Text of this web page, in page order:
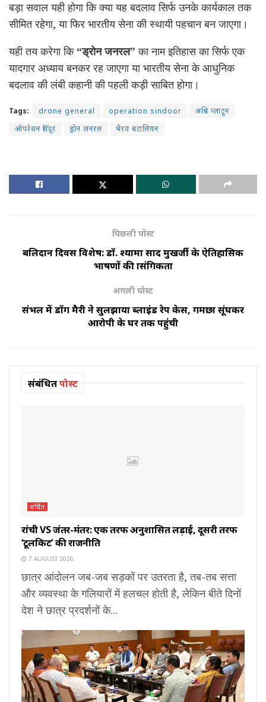
बड़ा सवाल यही होगा कि क्या यह बदलाव सिर्फ उनके कार्यकाल तक
सीमित रहेगा, या फिर भारतीय सेना की स्थायी पहचान बन जाएगा।
यही तय करेगा कि “ड्रोन जनरल” का नाम इतिहास का सिर्फ एक
यादगार अध्याय बनकर रह जाएगा या भारतीय सेना के आधुनिक
बदलाव की लंबी कहानी की पहली कड़ी साबित होगा।
Tags: drone general operation sindoor
अश्नि प्लाटून
ऑपरेशन सिंदूर
ड्रोन जनरल भैरव बटालियन
पिछली पोस्ट
बलिदान दिवस विशेष: डॉ. श्यामा प्रसाद मुखर्जी के ऐतिहासिक
भाषणों की प्रासंगिकता
अगली पोस्ट
संभल में डॉग मैरी ने सुलझाया ब्लाइंड रेप केस, गमछा सूंघकर
आरोपी के घर तक पहुंची
संबंधितपोस्ट
चर्चित
रांची VS जंतर-मंतर: एक तरफ अनुशासित लड़ाई, दूसरी तरफ
‘टूलकिट’ की राजनीति
7 AUGUST 2026
छात्र आंदोलन जब-जब सड़कों पर उतरता है, तब-तब सत्ता
और व्यवस्था के गलियारों में हलचल होती है, लेकिन बीते दिनों
देश ने छात्र प्रदर्शनों के...